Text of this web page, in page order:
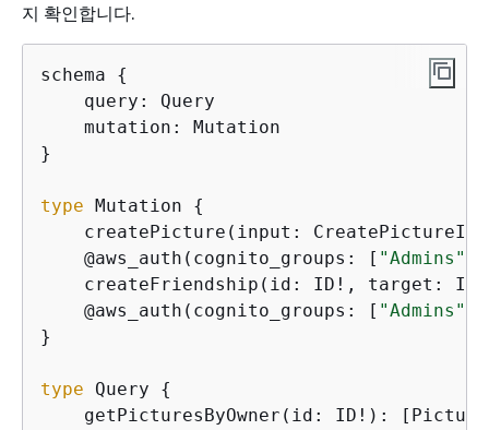
지 확인합니다.
schema {
    query: Query
    mutation: Mutation
}
type Mutation {
createPicture(input:
    @aws_auth(cognito_groups: [
"Admins"
createFriendship(id: ID!, target:
    @aws_auth(cognito_groups: [
"Admins"
}
type Query {
getPicturesByOwner(id: ID!):